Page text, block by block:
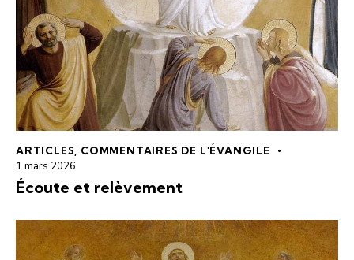
ARTICLES COMMENTAIRES DE L'ÉVANGILE
1 mars 2026
Écoute et relèvement